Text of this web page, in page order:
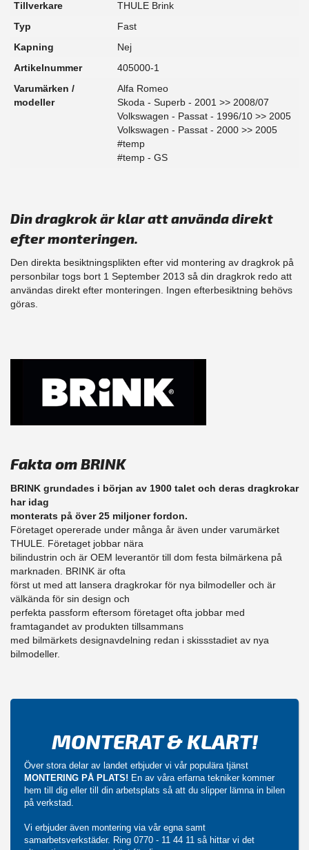
Tillverkare
THULE Brink
Typ
Fast
Kapning
Nej
Artikelnummer
405000-1
Varumärken /
modeller
Alfa Romeo
Skoda - Superb - 2001 >> 2008/07
Volkswagen - Passat - 1996/10 >> 2005
Volkswagen - Passat - 2000 >> 2005
#temp
#temp - GS
Din dragkrok är klar att använda direkt
efter monteringen.
Den direkta besiktningsplikten efter vid montering av dragkrok på
personbilar togs bort 1 September 2013 så din dragkrok redo att
användas direkt efter monteringen. Ingen efterbesiktning behövs
göras.
Fakta om BRINK
BRINK grundades i början av 1900 talet och deras dragkrokar
har idag
monterats på över 25 miljoner fordon.
Företaget opererade under många år även under varumärket
THULE. Företaget jobbar nära
bilindustrin och är OEM leverantör till dom festa bilmärkena på
marknaden. BRINK är ofta
först ut med att lansera dragkrokar för nya bilmodeller och är
välkända för sin design och
perfekta passform eftersom företaget ofta jobbar med
framtagandet av produkten tillsammans
med bilmärkets designavdelning redan i skissstadiet av nya
bilmodeller.
MONTERAT & KLART!
Över stora delar av landet erbjuder vi vår populära tjänst
MONTERING PÅ PLATS! En av våra erfarna tekniker kommer
hem till dig eller till din arbetsplats så att du slipper lämna in bilen
på verkstad.
Vi erbjuder även montering via vår egna samt
samarbetsverkstäder. Ring 0770 - 11 44 11 så hittar vi det